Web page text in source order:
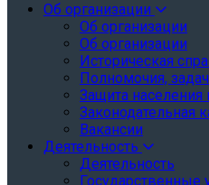
Об организации
Об организации
Об организации
Историческая
Полномочия,
Защита населения
Законодательная
Вакансии
Деятельность
Деятельность
Государственные